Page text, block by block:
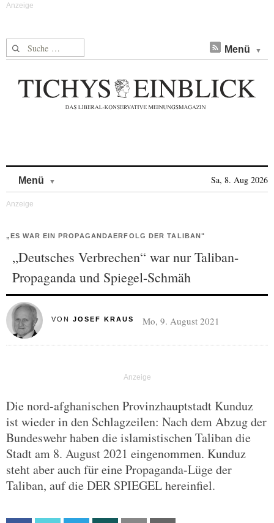
Suche nach: Menü
Menü Sa, 8. Aug 2026
„ES WAR EIN PROPAGANDAERFOLG DER TALIBAN"
„Deutsches Verbrechen“ war nur Taliban-
Propaganda und Spiegel-Schmäh
VON JOSEF KRAUS Mo, 9. August 2021
Die nord-afghanischen Provinzhauptstadt Kunduz
ist wieder in den Schlagzeilen: Nach dem Abzug der
Bundeswehr haben die islamistischen Taliban die
Stadt am 8. August 2021 eingenommen. Kunduz
steht aber auch für eine Propaganda-Lüge der
Taliban, auf die DER SPIEGEL hereinfiel.